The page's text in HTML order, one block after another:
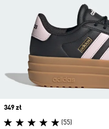
Price
349 zł
(55)